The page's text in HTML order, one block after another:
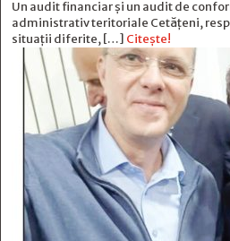
Un audit financiar și un audit de
administrativ teritoriale Cetățeni,
situații diferite, […] Citește!